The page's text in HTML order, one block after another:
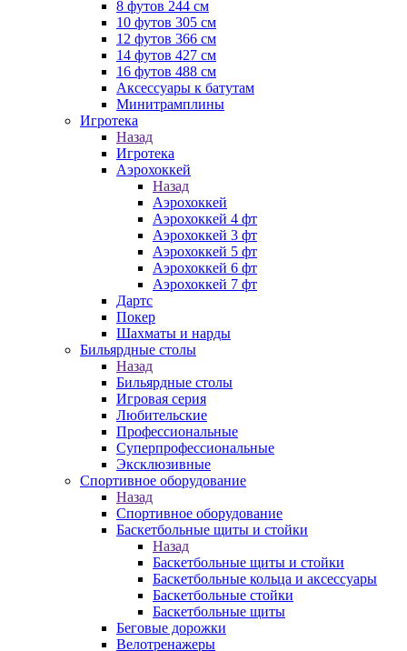
8 футов 244 см
10 футов 305 см
12 футов 366 см
14 футов 427 см
16 футов 488 см
Аксессуары к батутам
Минитрамплины
Игротека
Назад
Игротека
Аэрохоккей
Назад
Аэрохоккей
Аэрохоккей 4 фт
Аэрохоккей 3 фт
Аэрохоккей 5 фт
Аэрохоккей 6 фт
Аэрохоккей 7 фт
Дартс
Покер
Шахматы и нарды
Бильярдные столы
Назад
Бильярдные столы
Игровая серия
Любительские
Профессиональные
Суперпрофессиональные
Эксклюзивные
Спортивное оборудование
Назад
Спортивное оборудование
Баскетбольные щиты и стойки
Назад
Баскетбольные щиты и стойки
Баскетбольные кольца и аксессуары
Баскетбольные стойки
Баскетбольные щиты
Беговые дорожки
Велотренажеры